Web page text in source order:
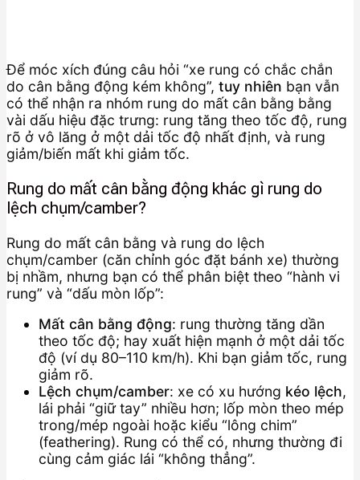
Để móc xích đúng câu hỏi “xe rung có chắc chắn
do cân bằng động kém không”, tuy nhiên bạn vẫn
có thể nhận ra nhóm rung do mất cân bằng bằng
vài dấu hiệu đặc trưng: rung tăng theo tốc độ, rung
rõ ở vô lăng ở một dải tốc độ nhất định, và rung
giảm/biến mất khi giảm tốc.
Rung do mất cân bằng động khác gì rung do
lệch chụm/camber?
Rung do mất cân bằng và rung do lệch
chụm/camber (căn chỉnh góc đặt bánh xe) thường
bị nhầm, nhưng bạn có thể phân biệt theo “hành vi
rung” và “dấu mòn lốp”:
Mất cân bằng động: rung thường tăng dần
theo tốc độ; hay xuất hiện mạnh ở một dải tốc
độ (ví dụ 80–110 km/h). Khi bạn giảm tốc, rung
giảm rõ.
Lệch chụm/camber: xe có xu hướng kéo lệch,
lái phải “giữ tay” nhiều hơn; lốp mòn theo mép
trong/mép ngoài hoặc kiểu “lông chim”
(feathering). Rung có thể có, nhưng thường đi
cùng cảm giác lái “không thẳng”.